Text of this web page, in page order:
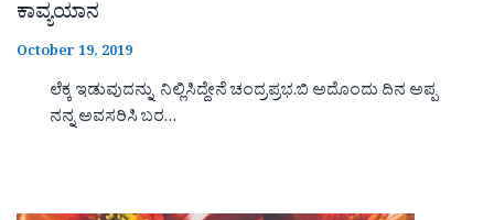
ಕಾವ್ಯಯಾನ
October 19, 2019
ಲೆಕ್ಕ ಇಡುವುದನ್ನು ನಿಲ್ಲಿಸಿದ್ದೇನೆ ಚಂದ್ರಪ್ರಭ.ಬಿ ಅದೊಂದು ದಿನ ಅಪ್ಪ
ನನ್ನ ಅವಸರಿಸಿ ಬರ…